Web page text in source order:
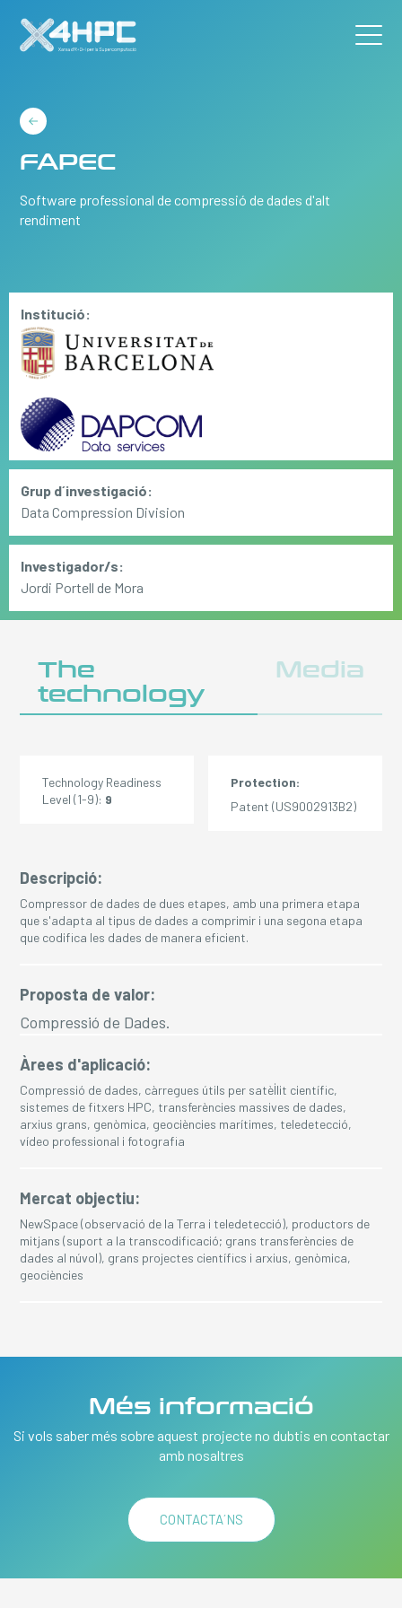
FAPEC
Software professional de compressió de dades d'alt
rendiment
Institució:
Grup d´investigació:
Data Compression Division
Investigador/s:
Jordi Portell de Mora
The
technology
Media
Descripció:
Compressor de dades de dues etapes, amb una primera etapa
que s'adapta al tipus de dades a comprimir i una segona etapa
que codifica les dades de manera eficient.
Proposta de valor:
Compressió de Dades.
Àrees d'aplicació:
Compressió de dades, càrregues útils per satèl·lit científic,
sistemes de fitxers HPC, transferències massives de dades,
arxius grans, genòmica, geociències marítimes, teledetecció,
vídeo professional i fotografia
Mercat objectiu:
NewSpace (observació de la Terra i teledetecció), productors de
mitjans (suport a la transcodificació; grans transferències de
dades al núvol), grans projectes científics i arxius, genòmica,
geociències
Technology Readiness
Level (1-9): 9
Protection:
Patent (US9002913B2)
Més informació
Si vols saber més sobre aquest projecte no dubtis en contactar
amb nosaltres
CONTACTA´NS